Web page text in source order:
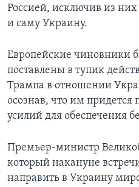
Россией, исключив из
и саму Украину.
Европейские чиновники
поставлены в тупик
Трампа в отношении
осознав, что им
усилий для обеспечения
Премьер-министр
который накануне
направить в Украину